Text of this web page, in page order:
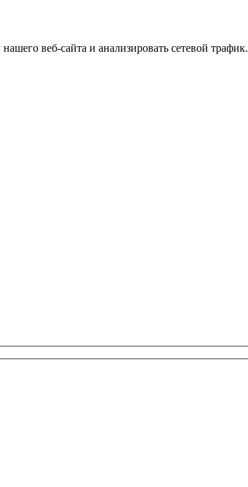
веб-сайта и анализировать сетевой трафик.